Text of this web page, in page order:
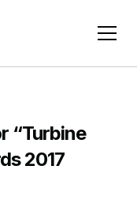
“Turbine
2017